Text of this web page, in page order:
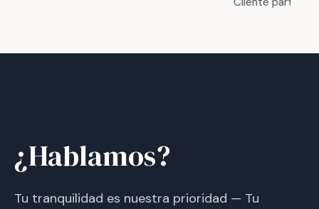
¿Hablamos?
Tu tranquilidad es nuestra prioridad — Tu